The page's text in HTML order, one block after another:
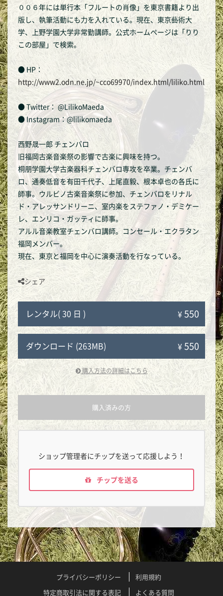
００６年には単行本「フルートの肖像」を東京書籍より出
版し、執筆活動にも力を入れている。現在、東京藝術大
学、上野学園大学非常勤講師。公式ホームページは「りり
この部屋」で検索。
● HP：
http://www2.odn.ne.jp/~cco69970/index.html/liliko.html
● Twitter： @LilikoMaeda
● Instagram：@lilikomaeda
西野晟一郎 チェンバロ
旧福岡古楽音楽祭の影響で古楽に興味を持つ。
桐朋学園大学古楽器科チェンバロ専攻を卒業。チェンバ
ロ、通奏低音を有田千代子、上尾直毅、根本卓也の各氏に
師事。ウルビノ古楽音楽祭に参加、チェンバロをリナル
ド・アレッサンドリーニ、室内楽をステファノ・デミケー
レ、エンリコ・ガッティに師事。
アルル音楽教室チェンバロ講師。コンセール・エクラタン
福岡メンバー。
現在、東京と福岡を中心に演奏活動を行なっている。
シェア
レンタル( 30 日 ) ¥550
ダウンロード (263MB) ¥550
購入方法の詳細はこちら
購入済みの方
ショップ管理者にチップを送って応援しよう！
チップを送る
プライバシーポリシー
利用規約
特定商取引法に関する表記
よくある質問